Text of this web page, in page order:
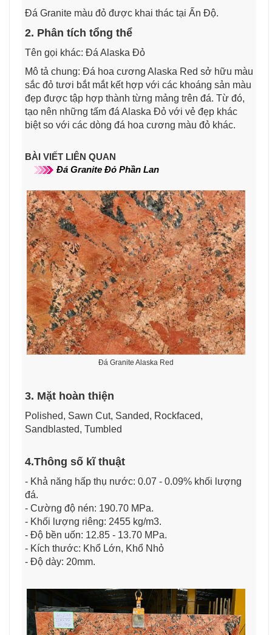
Đá Granite màu đỏ được khai thác tại Ấn Độ.
2. Phân tích tổng thể
Tên gọi khác: Đá Alaska Đỏ
Mô tả chung: Đá hoa cương Alaska Red sở hữu màu
sắc đỏ tươi bắt mắt kết hợp với các khoáng sản màu
đẹp được tập hợp thành từng mảng trên đá. Từ đó,
tạo nên những tấm đá Alaska Đỏ với vẻ đẹp khác
biệt so với các dòng đá hoa cương màu đỏ khác.
BÀI VIẾT LIÊN QUAN
Đá Granite Đỏ Phần Lan
Đá Granite Alaska Red
3. Mặt hoàn thiện
Polished, Sawn Cut, Sanded, Rockfaced,
Sandblasted, Tumbled
4.Thông số kĩ thuật
- Khả năng hấp thụ nước: 0.07 - 0.09% khối lượng
đá.
- Cường độ nén: 190.70 MPa.
- Khối lượng riêng: 2455 kg/m3.
- Độ bền uốn: 12.85 - 13.70 MPa.
- Kích thước: Khổ Lớn, Khổ Nhỏ
- Độ dày: 20mm.